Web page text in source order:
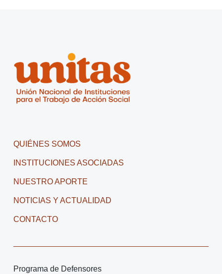
QUIÉNES SOMOS
INSTITUCIONES ASOCIADAS
NUESTRO APORTE
NOTICIAS Y ACTUALIDAD
CONTACTO
Programa de Defensores